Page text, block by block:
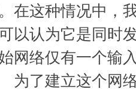
在这种情况中，
以认为它是同时
网络仅有一个输
了建立这个网络